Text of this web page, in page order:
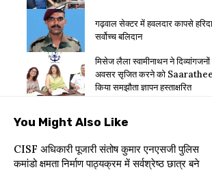
गढ़वाल सेक्टर में हवलदार कापसे
सर्वोच्च बलिदान
मिसेज लैला स्वामीनाथन ने
अवसर सृजित करने को
किया समझौता ज्ञापन हस्ताक्षरित
You Might Also Like
CISF अधिकारी पूजारी संतोष कुमार एनएसजी पुलिस
कमांडो क्षमता निर्माण पाठ्यक्रम में सर्वश्रेष्ठ छात्र बने